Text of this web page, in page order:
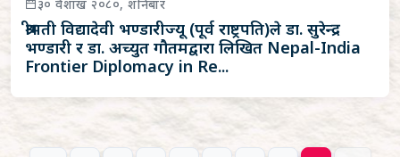
३० वैशाख २०८०, शनिबार
श्रीमती विद्यादेवी भण्डारीज्यू (पूर्व राष्ट्रपति)ले डा. सुरेन्द्र
भण्डारी र डा. अच्युत गौतमद्वारा लिखित Nepal-India
Frontier Diplomacy in Re...